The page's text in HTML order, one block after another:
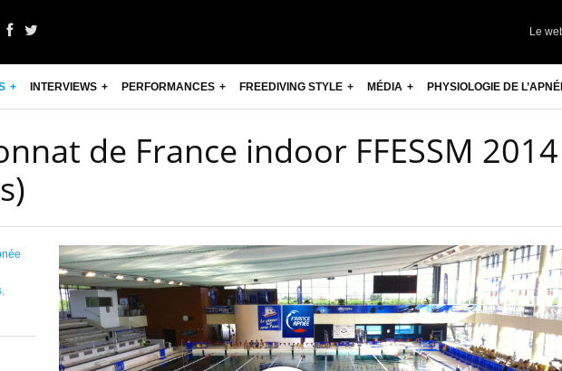
Le
INTERVIEWS PERFORMANCES FREEDIVING STYLE MÉDIA PHYSIOLOGIE DE
de France indoor FFESSM 2014
,